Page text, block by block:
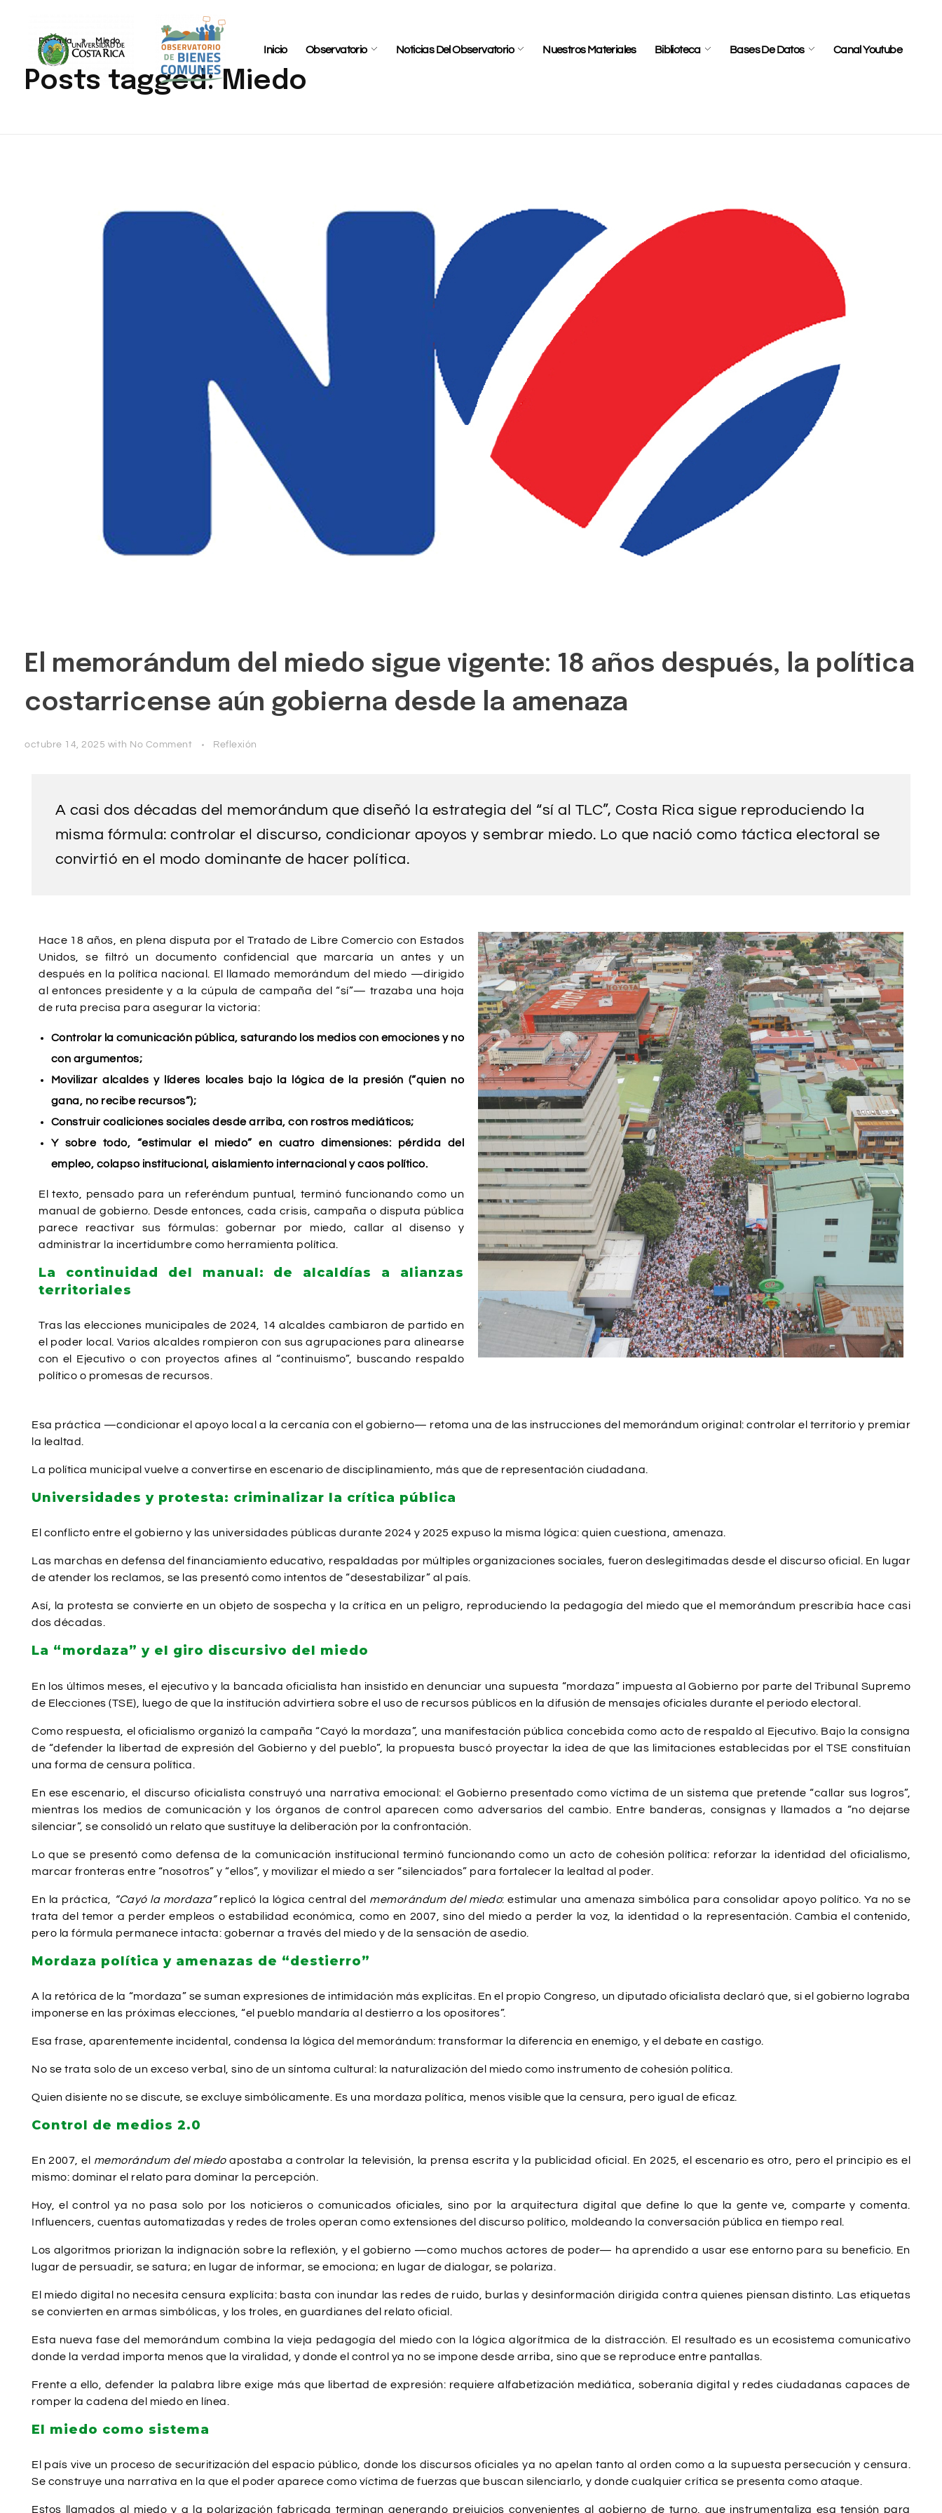
Inicio Observatorio Noticias Del Observatorio Nuestros Materiales Biblioteca Bases De Datos Canal Youtube
Portada » Miedo
Posts tagged: Miedo
El memorándum del miedo sigue vigente: 18 años después, la política
costarricense aún gobierna desde la amenaza
octubre 14, 2025 with No Comment Reflexión
A casi dos décadas del memorándum que diseñó la estrategia del “sí al TLC”, Costa Rica sigue reproduciendo la
misma fórmula: controlar el discurso, condicionar apoyos y sembrar miedo. Lo que nació como táctica electoral se
convirtió en el modo dominante de hacer política.
Hace 18 años, en plena disputa por el Tratado de Libre Comercio con Estados
Unidos, se filtró un documento confidencial que marcaría un antes y un
después en la política nacional. El llamado memorándum del miedo —dirigido
al entonces presidente y a la cúpula de campaña del “sí”— trazaba una hoja
de ruta precisa para asegurar la victoria:
Controlar la comunicación pública, saturando los medios con emociones y no
con argumentos;
Movilizar alcaldes y líderes locales bajo la lógica de la presión (“quien no
gana, no recibe recursos”);
Construir coaliciones sociales desde arriba, con rostros mediáticos;
Y sobre todo, “estimular el miedo” en cuatro dimensiones: pérdida del
empleo, colapso institucional, aislamiento internacional y caos político.
El texto, pensado para un referéndum puntual, terminó funcionando como un
manual de gobierno. Desde entonces, cada crisis, campaña o disputa pública
parece reactivar sus fórmulas: gobernar por miedo, callar al disenso y
administrar la incertidumbre como herramienta política.
La continuidad del manual: de alcaldías a alianzas
territoriales
Tras las elecciones municipales de 2024, 14 alcaldes cambiaron de partido en
el poder local. Varios alcaldes rompieron con sus agrupaciones para alinearse
con el Ejecutivo o con proyectos afines al “continuismo”, buscando respaldo
político o promesas de recursos.
Esa práctica —condicionar el apoyo local a la cercanía con el gobierno— retoma una de las instrucciones del memorándum original: controlar el territorio y premiar
la lealtad.
La política municipal vuelve a convertirse en escenario de disciplinamiento, más que de representación ciudadana.
Universidades y protesta: criminalizar la crítica pública
El conflicto entre el gobierno y las universidades públicas durante 2024 y 2025 expuso la misma lógica: quien cuestiona, amenaza.
Las marchas en defensa del financiamiento educativo, respaldadas por múltiples organizaciones sociales, fueron deslegitimadas desde el discurso oficial. En lugar
de atender los reclamos, se las presentó como intentos de “desestabilizar” al país.
Así, la protesta se convierte en un objeto de sospecha y la crítica en un peligro, reproduciendo la pedagogía del miedo que el memorándum prescribía hace casi
dos décadas.
La “mordaza” y el giro discursivo del miedo
En los últimos meses, el ejecutivo y la bancada oficialista han insistido en denunciar una supuesta “mordaza” impuesta al Gobierno por parte del Tribunal Supremo
de Elecciones (TSE), luego de que la institución advirtiera sobre el uso de recursos públicos en la difusión de mensajes oficiales durante el periodo electoral.
Como respuesta, el oficialismo organizó la campaña “Cayó la mordaza”, una manifestación pública concebida como acto de respaldo al Ejecutivo. Bajo la consigna
de “defender la libertad de expresión del Gobierno y del pueblo”, la propuesta buscó proyectar la idea de que las limitaciones establecidas por el TSE constituían
una forma de censura política.
En ese escenario, el discurso oficialista construyó una narrativa emocional: el Gobierno presentado como víctima de un sistema que pretende “callar sus logros”,
mientras los medios de comunicación y los órganos de control aparecen como adversarios del cambio. Entre banderas, consignas y llamados a “no dejarse
silenciar”, se consolidó un relato que sustituye la deliberación por la confrontación.
Lo que se presentó como defensa de la comunicación institucional terminó funcionando como un acto de cohesión política: reforzar la identidad del oficialismo,
marcar fronteras entre “nosotros” y “ellos”, y movilizar el miedo a ser “silenciados” para fortalecer la lealtad al poder.
En la práctica, “Cayó la mordaza”replicó la lógica central del memorándum del miedo: estimular una amenaza simbólica para consolidar apoyo político. Ya no se
trata del temor a perder empleos o estabilidad económica, como en 2007, sino del miedo a perder la voz, la identidad o la representación. Cambia el contenido,
pero la fórmula permanece intacta: gobernar a través del miedo y de la sensación de asedio.
Mordaza política y amenazas de “destierro”
A la retórica de la “mordaza” se suman expresiones de intimidación más explícitas. En el propio Congreso, un diputado oficialista declaró que, si el gobierno lograba
imponerse en las próximas elecciones, “el pueblo mandaría al destierro a los opositores”.
Esa frase, aparentemente incidental, condensa la lógica del memorándum: transformar la diferencia en enemigo, y el debate en castigo.
No se trata solo de un exceso verbal, sino de un síntoma cultural: la naturalización del miedo como instrumento de cohesión política.
Quien disiente no se discute, se excluye simbólicamente. Es una mordaza política, menos visible que la censura, pero igual de eficaz.
Control de medios 2.0
En 2007, el memorándum del miedoapostaba a controlar la televisión, la prensa escrita y la publicidad oficial. En 2025, el escenario es otro, pero el principio es el
mismo: dominar el relato para dominar la percepción.
Hoy, el control ya no pasa solo por los noticieros o comunicados oficiales, sino por la arquitectura digital que define lo que la gente ve, comparte y comenta.
Influencers, cuentas automatizadas y redes de troles operan como extensiones del discurso político, moldeando la conversación pública en tiempo real.
Los algoritmos priorizan la indignación sobre la reflexión, y el gobierno —como muchos actores de poder— ha aprendido a usar ese entorno para su beneficio. En
lugar de persuadir, se satura; en lugar de informar, se emociona; en lugar de dialogar, se polariza.
El miedo digital no necesita censura explícita: basta con inundar las redes de ruido, burlas y desinformación dirigida contra quienes piensan distinto. Las etiquetas
se convierten en armas simbólicas, y los troles, en guardianes del relato oficial.
Esta nueva fase del memorándum combina la vieja pedagogía del miedo con la lógica algorítmica de la distracción. El resultado es un ecosistema comunicativo
donde la verdad importa menos que la viralidad, y donde el control ya no se impone desde arriba, sino que se reproduce entre pantallas.
Frente a ello, defender la palabra libre exige más que libertad de expresión: requiere alfabetización mediática, soberanía digital y redes ciudadanas capaces de
romper la cadena del miedo en línea.
El miedo como sistema
El país vive un proceso de securitización del espacio público, donde los discursos oficiales ya no apelan tanto al orden como a la supuesta persecución y censura.
Se construye una narrativa en la que el poder aparece como víctima de fuerzas que buscan silenciarlo, y donde cualquier crítica se presenta como ataque.
Estos llamados al miedo y a la polarización fabricada terminan generando prejuicios convenientes al gobierno de turno, que instrumentaliza esa tensión para